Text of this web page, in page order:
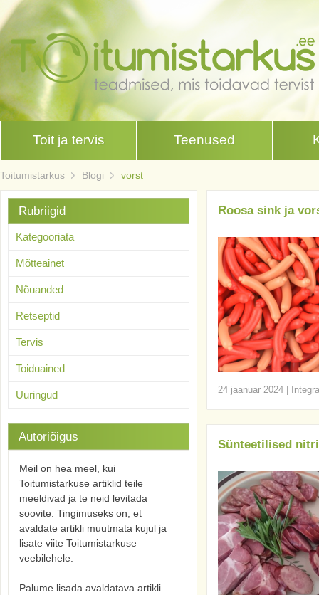
Toit ja tervis Teenused
Toitumistarkus Blogi vorst
Roosa sink ja
24 jaanuar 2024
Sünteetilised
Rubriigid
Kategooriata
Mõtteainet
Nõuanded
Retseptid
Tervis
Toiduained
Uuringud
Autoriõigus
Meil on hea meel, kui
Toitumistarkuse artiklid teile
meeldivad ja te neid levitada
soovite. Tingimuseks on, et
avaldate artikli muutmata kujul ja
lisate viite Toitumistarkuse
veebilehele.
Palume lisada avaldatava artikli